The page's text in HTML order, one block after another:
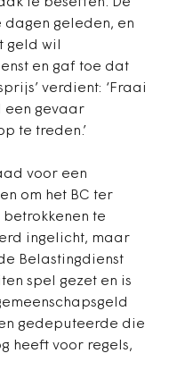
geleden, en
geld wil
en gaf toe dat
verdient: ‘Fraai
een gevaar
te treden.’
voor een
om het BC ter
te
ingelicht, maar
Belastingdienst
spel gezet en is
gedeputeerde die
heeft voor regels,